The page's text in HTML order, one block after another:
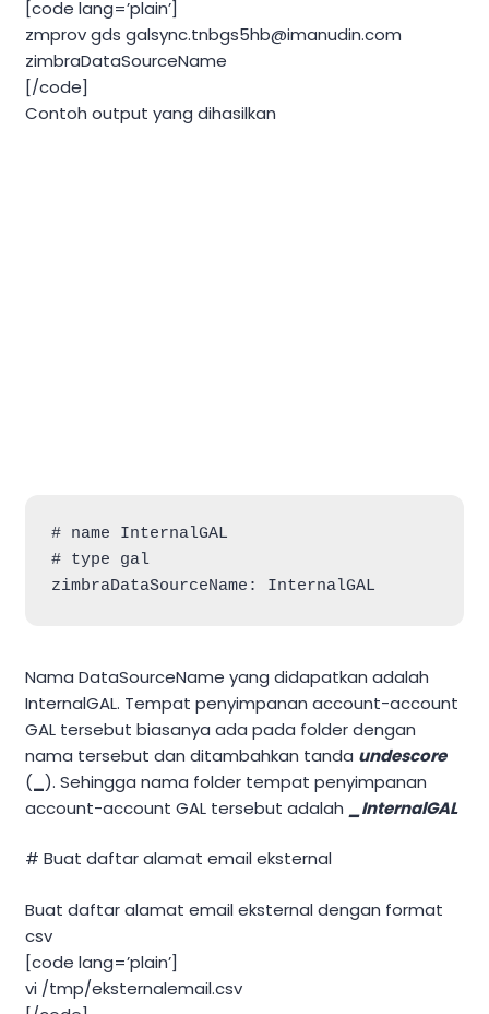
[code lang=’plain’]
zmprov gds galsync.tnbgs5hb@imanudin.com
zimbraDataSourceName
[/code]
Contoh output yang dihasilkan
# name InternalGAL
# type gal
Nama DataSourceName yang didapatkan adalah
InternalGAL. Tempat penyimpanan account-account
GAL tersebut biasanya ada pada folder dengan
nama tersebut dan ditambahkan tanda undescore
( ). Sehingga nama folder tempat penyimpanan
account-account GAL tersebut adalah
_InternalGAL
# Buat daftar alamat email eksternal
Buat daftar alamat email eksternal dengan format
csv
[code lang=’plain’]
vi /tmp/eksternalemail.csv